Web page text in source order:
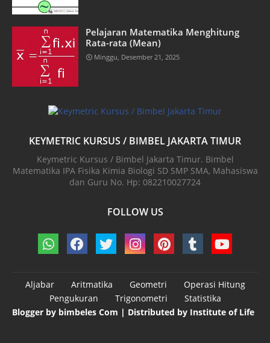
Pelajaran Matematika Menghitung
Rata-rata (Mean)
Minggu, Desember 21, 2025
KEYMETRIC KURSUS / BIMBEL JAKARTA TIMUR
Keymetric Kursus / Bimbel Jakarta Timur. Bimbel
Matematika IPA Fisika Kimia Biologi SD SMP SMA, Mahasiswa
dan Guru No. Hp: 082210027724
FOLLOW US
Aljabar Aritmatika Geometri
Operasi Hitung
Pengukuran
Trigonometri
Statistika
Blogger by bimbeles Com | Distributed by Institute of Life